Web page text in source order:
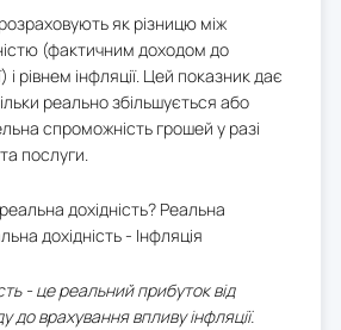
як різницю між
(фактичним доходом до
і рівнем інфляції. Цей показник дає
реально збільшується або
спроможність грошей у разі
послуги.
дохідність? Реальна
дохідність - Інфляція
- це реальний прибуток від
до врахування впливу інфляції.